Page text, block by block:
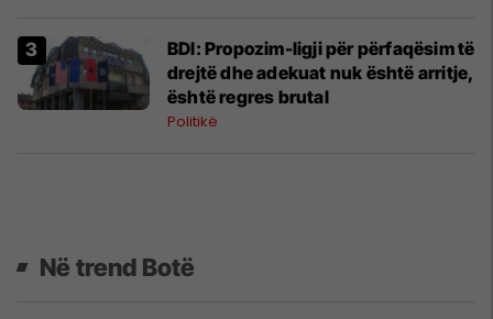
BDI: Propozim-ligji për përfaqësim të
drejtë dhe adekuat nuk është arritje,
është regres brutal
Politikë
Në trend Botë